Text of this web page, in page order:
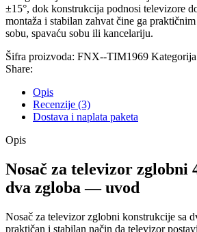
±15°, dok konstrukcija podnosi televizore
montaža i stabilan zahvat čine ga
sobu, spavaću sobu ili kancelariju.
Šifra proizvoda: FNX--TIM1969
Share:
Opis
Recenzije (3)
Dostava i naplata paketa
Opis
Nosač za televizor zglobni
dva zgloba — uvod
Nosač za televizor zglobni konstrukcije sa
praktičan i stabilan način da televizor